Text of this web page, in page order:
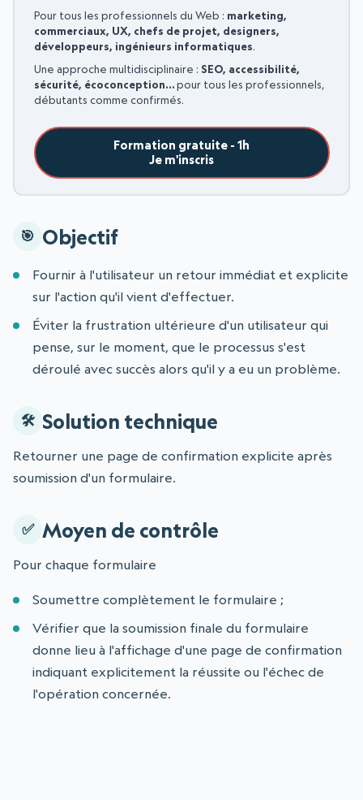
Pour tous les professionnels du Web : marketing,
commerciaux, UX, chefs de projet, designers,
développeurs, ingénieurs informatiques.
Une approche multidisciplinaire : SEO, accessibilité,
sécurité, écoconception…pour tous les professionnels,
débutants comme confirmés.
Formation gratuite - 1h
Je m'inscris
Objectif
Fournir à l'utilisateur un retour immédiat et explicite
sur l'action qu'il vient d'effectuer.
Éviter la frustration ultérieure d'un utilisateur qui
pense, sur le moment, que le processus s'est
déroulé avec succès alors qu'il y a eu un problème.
Solution technique
Retourner une page de confirmation explicite après
soumission d'un formulaire.
Moyen de contrôle
Pour chaque formulaire
Soumettre complètement le formulaire ;
Vérifier que la soumission finale du formulaire
donne lieu à l'affichage d'une page de confirmation
indiquant explicitement la réussite ou l'échec de
l'opération concernée.